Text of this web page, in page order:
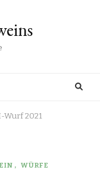
Wurf 2021
WÜRFE